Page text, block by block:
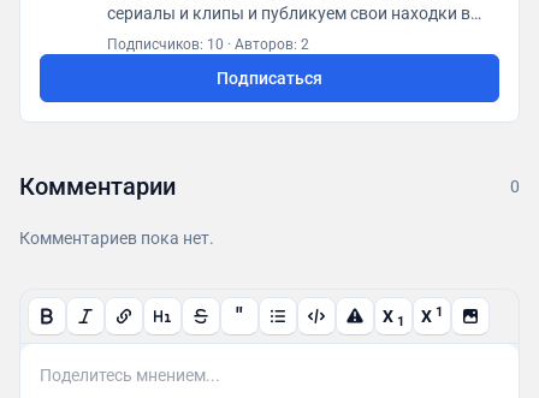
сериалы и клипы и публикуем свои находки в
базу данных доступную всем пользователям
Подписчиков: 10 · Авторов: 2
Подписаться
Комментарии 0
Комментариев пока нет.
" X 1 X 1